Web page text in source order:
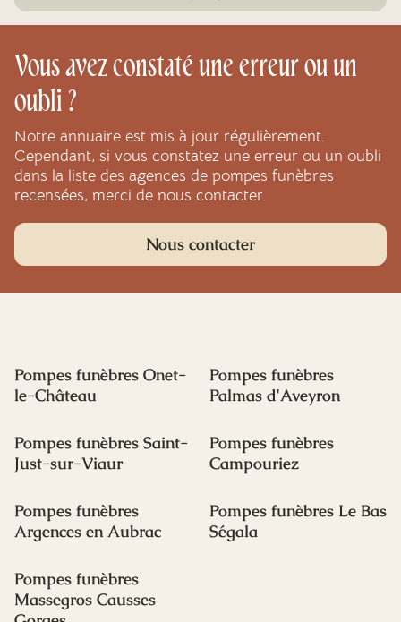
Vous avez constaté une erreur ou un
oubli ?
Notre annuaire est mis à jour régulièrement.
Cependant, si vous constatez une erreur ou un oubli
dans la liste des agences de pompes funèbres
recensées, merci de nous contacter.
Nous contacter
Pompes funèbres Onet-
le-Château
Pompes funèbres
Palmas d'Aveyron
Pompes funèbres Saint-
Just-sur-Viaur
Pompes funèbres
Campouriez
Pompes funèbres
Argences en Aubrac
Pompes funèbres Le Bas
Ségala
Pompes funèbres
Massegros Causses